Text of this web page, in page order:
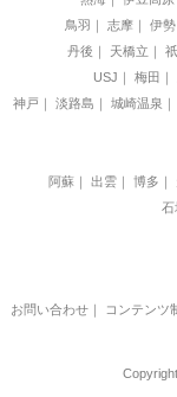
鳥羽
志摩 伊勢
丹後
天橋立
USJ
梅田
神戸
淡路島 城崎温泉
阿蘇
出雲 博多
石
お問い合わせ｜ コンテンツ